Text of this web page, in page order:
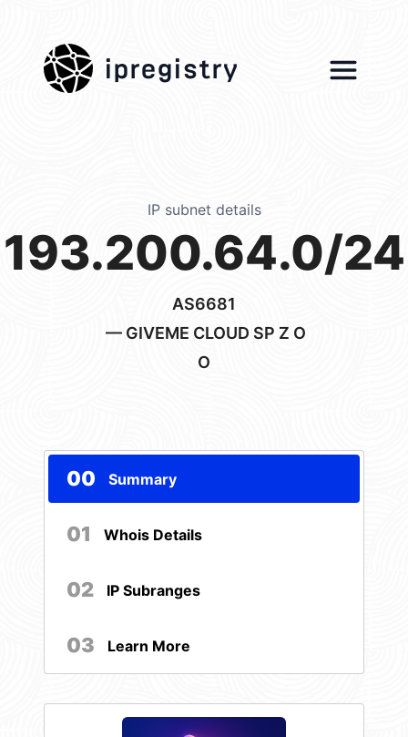
ipregistry
IP subnet details
193.200.64.0/24
AS6681
— GIVEME CLOUD SP Z O
O
00 Summary
01 Whois Details
02 IP Subranges
03 Learn More